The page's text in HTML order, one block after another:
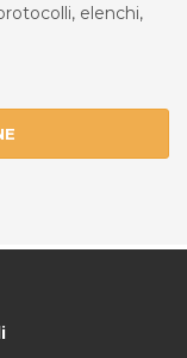
elenchi,